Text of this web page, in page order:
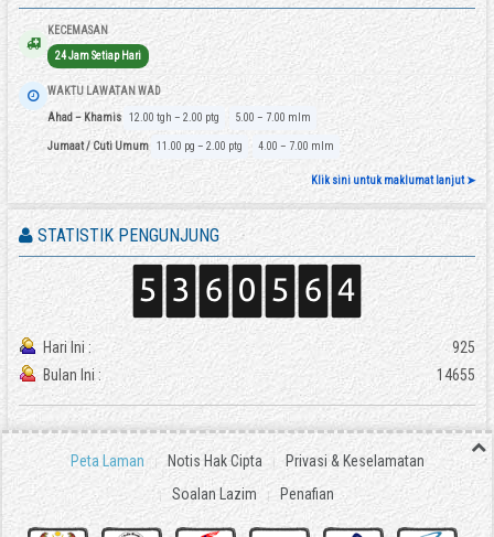
KECEMASAN
24 Jam Setiap Hari
WAKTU LAWATAN WAD
Ahad – Khamis 12.00 tgh – 2.00 ptg 5.00 – 7.00 mlm
Jumaat / Cuti Umum 11.00 pg – 2.00 ptg 4.00 – 7.00 mlm
Klik sini untuk maklumat lanjut ➤
STATISTIK PENGUNJUNG
Hari Ini :
925
Bulan Ini :
14655
Peta Laman Notis Hak Cipta
Privasi & Keselamatan
Soalan Lazim
Penafian